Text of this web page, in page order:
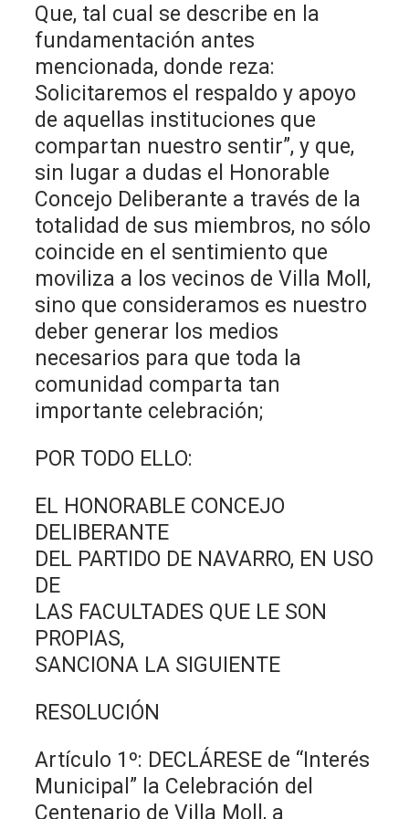
Que, tal cual se describe en la
fundamentación antes
mencionada, donde reza:
Solicitaremos el respaldo y apoyo
de aquellas instituciones que
compartan nuestro sentir”, y que,
sin lugar a dudas el Honorable
Concejo Deliberante a través de la
totalidad de sus miembros, no sólo
coincide en el sentimiento que
moviliza a los vecinos de Villa Moll,
sino que consideramos es nuestro
deber generar los medios
necesarios para que toda la
comunidad comparta tan
importante celebración;
POR TODO ELLO:
EL HONORABLE CONCEJO
DELIBERANTE
DEL PARTIDO DE NAVARRO, EN USO
DE
LAS FACULTADES QUE LE SON
PROPIAS,
SANCIONA LA SIGUIENTE
RESOLUCIÓN
Artículo 1º: DECLÁRESE de “Interés
Municipal” la Celebración del
Centenario de Villa Moll, a